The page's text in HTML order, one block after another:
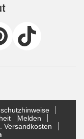
Melden
Versandkosten